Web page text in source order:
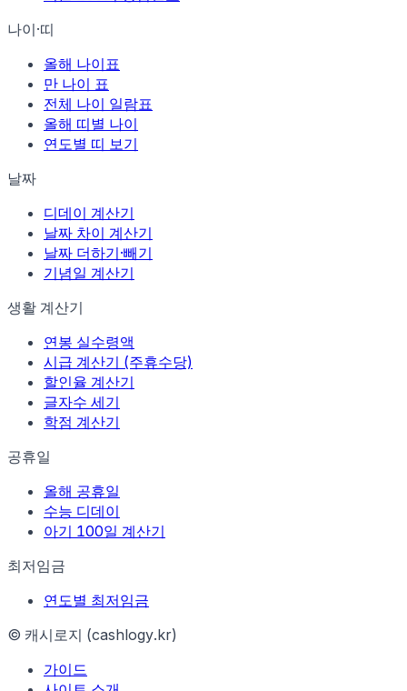
나이·띠
올해 나이표
만 나이 표
전체 나이 일람표
올해 띠별 나이
연도별 띠 보기
날짜
디데이 계산기
날짜 차이 계산기
날짜 더하기·빼기
기념일 계산기
생활 계산기
연봉 실수령액
시급 계산기 (주휴수당)
할인율 계산기
글자수 세기
학점 계산기
공휴일
올해 공휴일
수능 디데이
아기 100일 계산기
최저임금
연도별 최저임금
© 캐시로지 (cashlogy.kr)
가이드